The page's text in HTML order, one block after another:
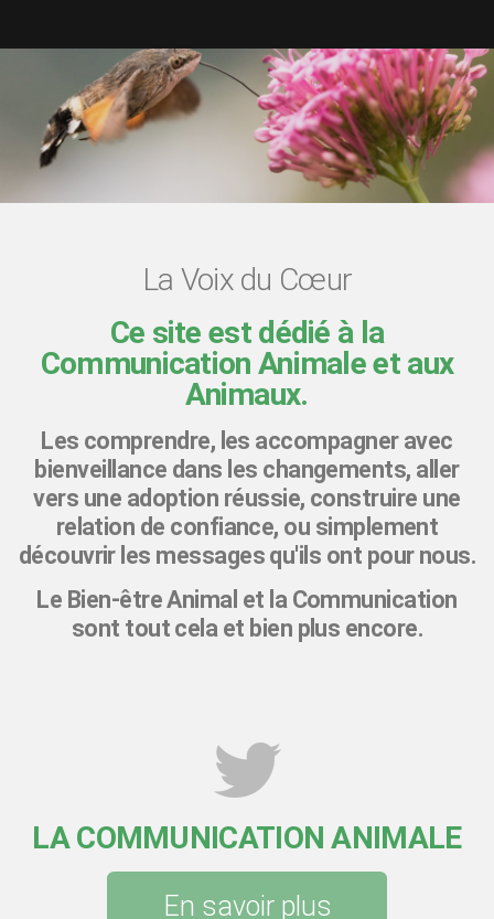
La Voix du Cœur
Ce site est dédié à la
Communication Animale et aux
Animaux.
Les comprendre, les accompagner avec
bienveillance dans les changements, aller
vers une adoption réussie, construire une
relation de confiance, ou simplement
découvrir les messages qu'ils ont pour nous.
Le Bien-être Animal et la Communication
sont tout cela et bien plus encore.
LA COMMUNICATION ANIMALE
En savoir plus